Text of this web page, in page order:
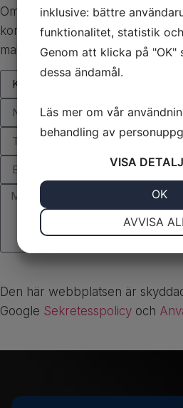
Om du har frågor gällande
kontakta oss. Du kan nå oss via
mail.
Den här webbplatsen är
Google Sekretesspolicy och
inklusive: bättre
funktionalitet, statistik
Genom att klicka på "OK"
dessa ändamål.
Läs mer om vår
behandling av
VISA
AVVISA
OK